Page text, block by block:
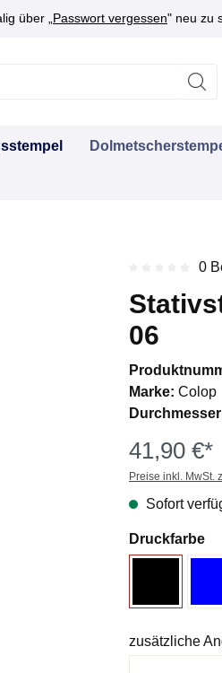
über „ Passwort vergessen" neu zu
0
06
Marke: Colop
41,90 €*
Preise inkl. MwSt.
Sofort
Druckfarbe
zusätzliche